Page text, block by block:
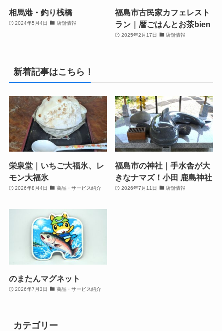
相馬港・釣り桟橋
2024年5月4日 店舗情報
福島市古民家カフェレスト
ラン｜暦ごはんとお茶bien
2025年2月17日 店舗情報
新着記事はこちら！
栄泉堂｜いちご大福氷、レ
モン大福氷
2026年8月4日 商品・サービス紹介
福島市の神社｜手水舎が大
きなナマズ！小田 鹿島神社
2026年7月11日 店舗情報
のまたんマグネット
2026年7月3日 商品・サービス紹介
カテゴリー